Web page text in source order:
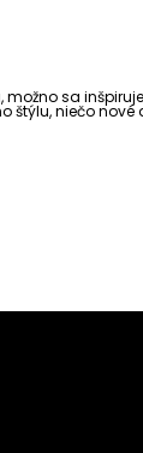
sa
niečo nové